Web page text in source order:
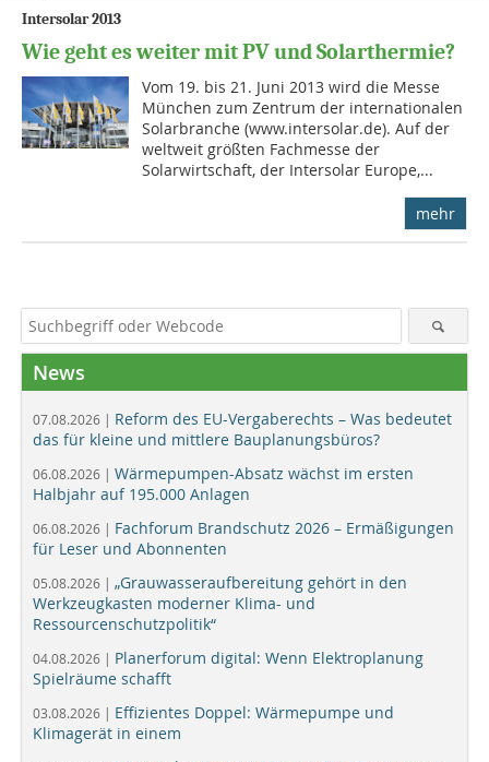
Intersolar 2013
Wie geht es weiter mit PV und Solarthermie?
Vom 19. bis 21. Juni 2013 wird die Messe
München zum Zentrum der internationalen
Solar­branche (www.intersolar.de). Auf der
weltweit größten Fachmesse der
Solarwirtschaft, der Intersolar Europe,...
mehr
News
07.08.2026 | Reform des EU-Vergaberechts – Was bedeutet
das für kleine und mittlere Bauplanungsbüros?
06.08.2026 | Wärmepumpen-Absatz wächst im ersten
Halbjahr auf 195.000 Anlagen
06.08.2026 | Fachforum Brandschutz 2026 – Ermäßigungen
für Leser und Abonnenten
05.08.2026 | „Grauwasseraufbereitung gehört in den
Werkzeugkasten moderner Klima- und
Ressourcenschutzpolitik“
04.08.2026 | Planerforum digital: Wenn Elektroplanung
Spielräume schafft
03.08.2026 | Effizientes Doppel: Wärmepumpe und
Klimagerät in einem